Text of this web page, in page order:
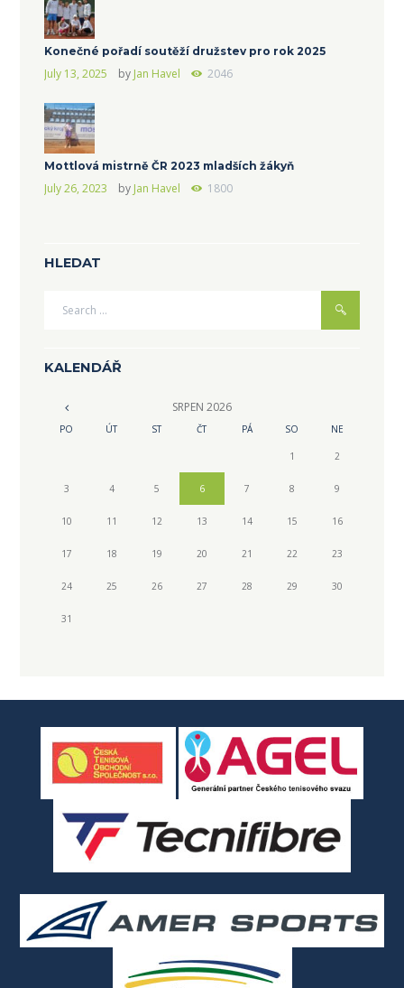
Konečné pořadí soutěží družstev pro rok 2025
July 13, 2025 by Jan Havel 2046
Mottlová mistrně ČR 2023 mladších žákyň
July 26, 2023 by Jan Havel 1800
HLEDAT
KALENDÁŘ
SRPEN 2026
PO ÚT ST ČT PÁ SO NE
1 2
3 4 5 6 7 8 9
10 11 12 13 14 15 16
17 18 19 20 21 22 23
24 25 26 27 28 29 30
31